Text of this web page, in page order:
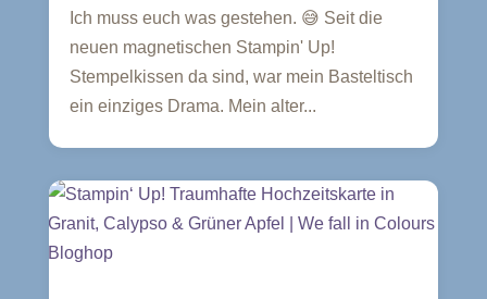
Ich muss euch was gestehen. 😅 Seit die
neuen magnetischen Stampin' Up!
Stempelkissen da sind, war mein Basteltisch
ein einziges Drama. Mein alter...